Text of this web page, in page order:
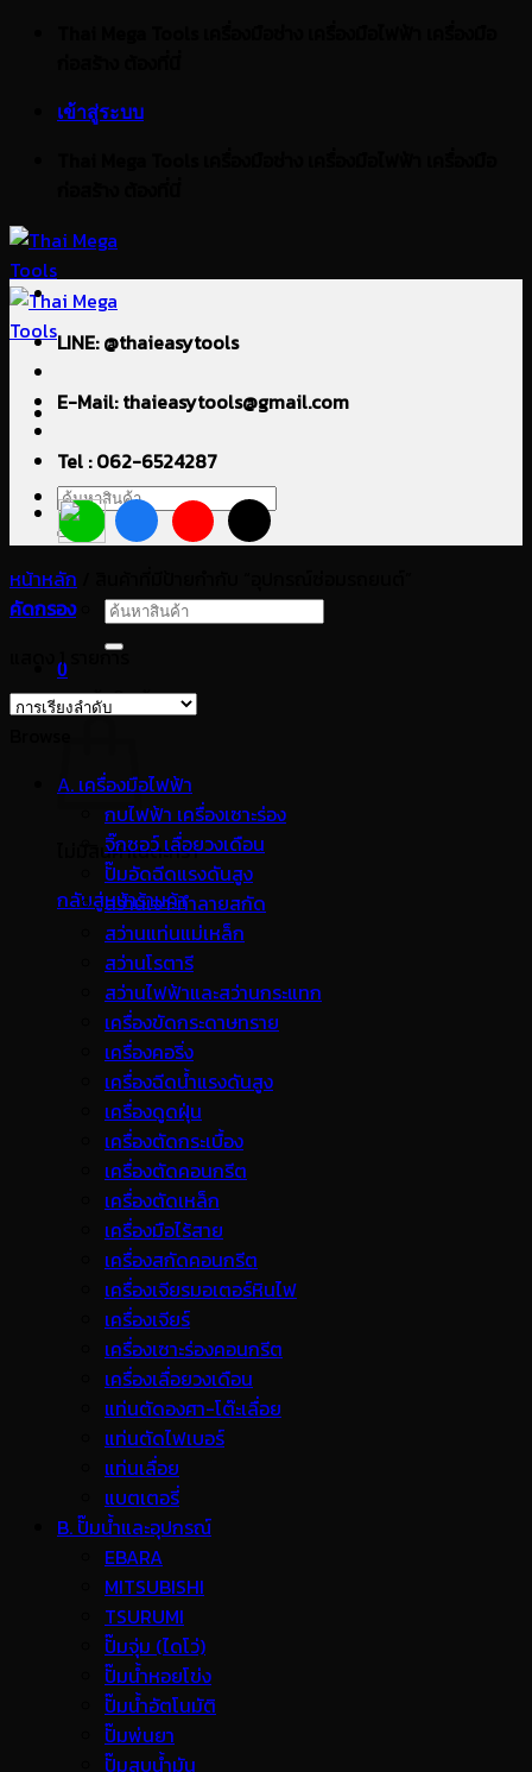
เข้าสู่ระบบ
ค้นหา:
ค้นหา:
0
ตะกร้าสินค้า
ไม่มีสินค้าในตะกร้า
กลับสู่หน้าร้านค้า
LINE: @thaieasytools
E-Mail: thaieasytools@gmail.com
Tel : 062-6524287
หน้าหลัก
คัดกรอง
แสดง 1 รายการ
A. เครื่องมือไฟฟ้า
กบไฟฟ้า เครื่องเซาะร่อง
จิ๊กซอว์ เลื่อยวงเดือน
ปั๊มอัดฉีดแรงดันสูง
สว่านเจาะทำลายสกัด
สว่านแท่นแม่เหล็ก
สว่านโรตารี
สว่านไฟฟ้าและสว่านกระแทก
เครื่องขัดกระดาษทราย
เครื่องคอริ่ง
เครื่องฉีดน้ำแรงดันสูง
เครื่องดูดฝุ่น
เครื่องตัดกระเบื้อง
เครื่องตัดคอนกรีต
เครื่องตัดเหล็ก
เครื่องมือไร้สาย
เครื่องสกัดคอนกรีต
เครื่องเจียรมอเตอร์หินไฟ
เครื่องเจียร์
เครื่องเซาะร่องคอนกรีต
เครื่องเลื่อยวงเดือน
แท่นตัดองศา-โต๊ะเลื่อย
แท่นตัดไฟเบอร์
แท่นเลื่อย
แบตเตอรี่
B. ปั๊มน้ำและอุปกรณ์
EBARA
MITSUBISHI
TSURUMI
ปั๊มจุ่ม (ไดโว่)
ปั๊มน้ำหอยโข่ง
ปั๊มน้ำอัตโนมัติ
ปั๊มพ่นยา
ปั๊มสูบน้ำมัน